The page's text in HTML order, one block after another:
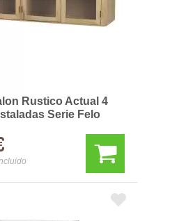
Rustico Actual 4
Serie Felo